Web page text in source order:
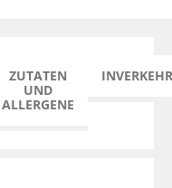
ZUTATEN
UND
ALLERGENE